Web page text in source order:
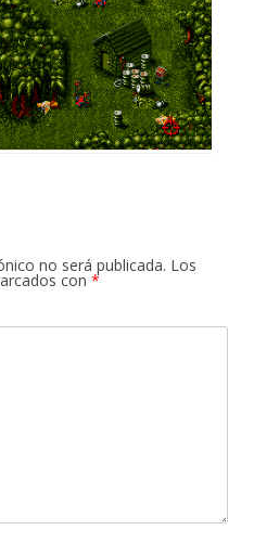
no será publicada. Los
con *